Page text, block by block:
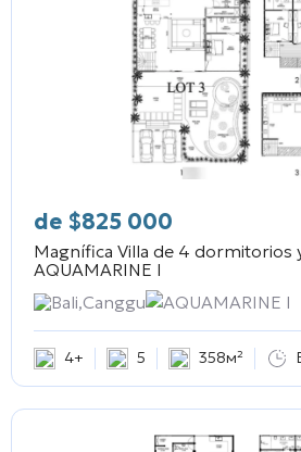
de $825 000
Magnífica Villa de 4 dormitorios
AQUAMARINE I
Bali,Canggu
AQUAMARINE I
4+ 5 358м²